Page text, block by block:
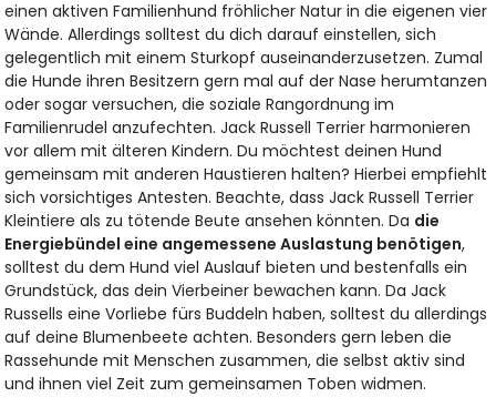
einen aktiven Familienhund fröhlicher Natur in die eigenen vier
Wände. Allerdings solltest du dich darauf einstellen, sich
gelegentlich mit einem Sturkopf auseinanderzusetzen. Zumal
die Hunde ihren Besitzern gern mal auf der Nase herumtanzen
oder sogar versuchen, die soziale Rangordnung im
Familienrudel anzufechten. Jack Russell Terrier harmonieren
vor allem mit älteren Kindern. Du möchtest deinen Hund
gemeinsam mit anderen Haustieren halten? Hierbei empfiehlt
sich vorsichtiges Antesten. Beachte, dass Jack Russell Terrier
Kleintiere als zu tötende Beute ansehen könnten. Da die
Energiebündel eine angemessene Auslastung benötigen,
solltest du dem Hund viel Auslauf bieten und bestenfalls ein
Grundstück, das dein Vierbeiner bewachen kann. Da Jack
Russells eine Vorliebe fürs Buddeln haben, solltest du allerdings
auf deine Blumenbeete achten. Besonders gern leben die
Rassehunde mit Menschen zusammen, die selbst aktiv sind
und ihnen viel Zeit zum gemeinsamen Toben widmen.